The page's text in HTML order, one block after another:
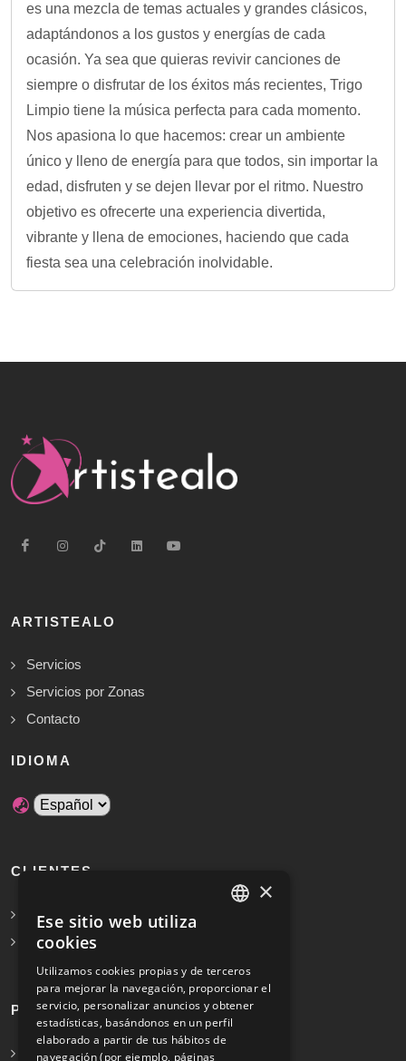
es una mezcla de temas actuales y grandes clásicos,
adaptándonos a los gustos y energías de cada
ocasión. Ya sea que quieras revivir canciones de
siempre o disfrutar de los éxitos más recientes, Trigo
Limpio tiene la música perfecta para cada momento.
Nos apasiona lo que hacemos: crear un ambiente
único y lleno de energía para que todos, sin importar la
edad, disfruten y se dejen llevar por el ritmo. Nuestro
objetivo es ofrecerte una experiencia divertida,
vibrante y llena de emociones, haciendo que cada
fiesta sea una celebración inolvidable.
ARTISTEALO
Servicios
Servicios por Zonas
Contacto
IDIOMA
CLIENTES
Solicita Presupuesto Gratis
Preguntas frecuentes
PROFESIONALES
Info para profesionales
×
Ese sitio web utiliza
cookies
Utilizamos cookies propias y de terceros
para mejorar la navegación, proporcionar el
servicio, personalizar anuncios y obtener
estadísticas, basándonos en un perfil
elaborado a partir de tus hábitos de
navegación (por ejemplo, páginas